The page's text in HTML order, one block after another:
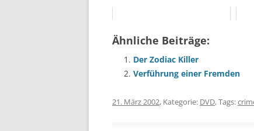
Ähnliche Beiträge:
Der Zodiac Killer
Verführung einer Fremden
21. März 2002, Kategorie: DVD, Tags: